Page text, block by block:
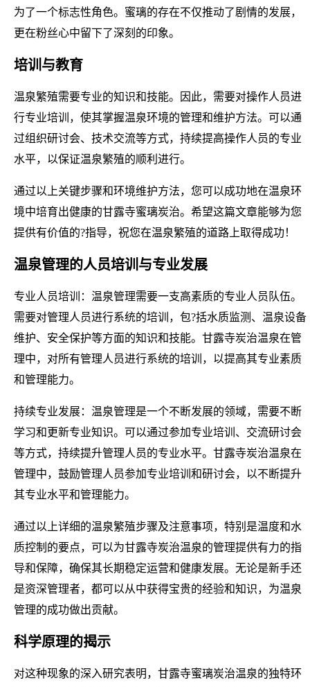
为了一个标志性角色。蜜璃的存在不仅推动了剧情的发展，
更在粉丝心中留下了深刻的印象。
培训与教育
温泉繁殖需要专业的知识和技能。因此，需要对操作人员进
行专业培训，使其掌握温泉环境的管理和维护方法。可以通
过组织研讨会、技术交流等方式，持续提高操作人员的专业
水平，以保证温泉繁殖的顺利进行。
通过以上关键步骤和环境维护方法，您可以成功地在温泉环
境中培育出健康的甘露寺蜜璃炭治。希望这篇文章能够为您
提供有价值的?指导，祝您在温泉繁殖的道路上取得成功！
温泉管理的人员培训与专业发展
专业人员培训：温泉管理需要一支高素质的专业人员队伍。
需要对管理人员进行系统的培训，包?括水质监测、温泉设备
维护、安全保护等方面的知识和技能。甘露寺炭治温泉在管
理中，对所有管理人员进行系统的培训，以提高其专业素质
和管理能力。
持续专业发展：温泉管理是一个不断发展的领域，需要不断
学习和更新专业知识。可以通过参加专业培训、交流研讨会
等方式，持续提升管理人员的专业水平。甘露寺炭治温泉在
管理中，鼓励管理人员参加专业培训和研讨会，以不断提升
其专业水平和管理能力。
通过以上详细的温泉繁殖步骤及注意事项，特别是温度和水
质控制的要点，可以为甘露寺炭治温泉的管理提供有力的指
导和保障，确保其长期稳定运营和健康发展。无论是新手还
是资深管理者，都可以从中获得宝贵的经验和知识，为温泉
管理的成功做出贡献。
科学原理的揭示
对这种现象的深入研究表明，甘露寺蜜璃炭治温泉的独特环